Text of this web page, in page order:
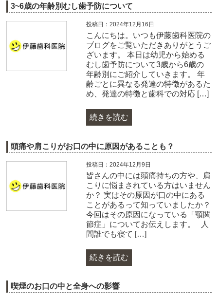
3~6歳の年齢別むし歯予防について
投稿日：2024年12月16日
こんにちは。いつも伊藤歯科医院の
ブログをご覧いただきありがとうご
ざいます。 本日は幼児から始める
むし歯予防について3歳から6歳の
年齢別にご紹介していきます。 年
齢ごとに異なる発達の特徴があるた
め、発達の特徴と歯科での対応 […]
続きを読む
頭痛や肩こりがお口の中に原因があることも？
投稿日：2024年12月9日
皆さんの中には頭痛持ちの方や、肩
こりに悩まされている方はいません
か？ 実はその原因が口の中にある
ことがあるって知っていましたか？
今回はその原因になっている「顎関
節症」についてお伝えします。 人
間誰でも寝て […]
続きを読む
喫煙のお口の中と全身への影響